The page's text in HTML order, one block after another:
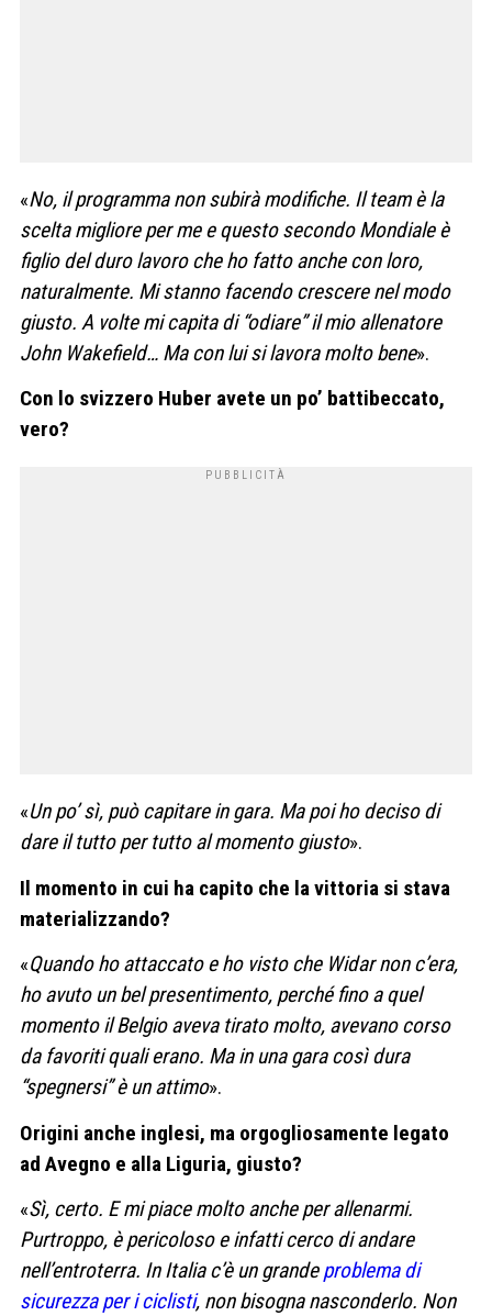
«No, il programma non subirà modifiche. Il team è la
scelta migliore per me e questo secondo Mondiale è
figlio del duro lavoro che ho fatto anche con loro,
naturalmente. Mi stanno facendo crescere nel modo
giusto. A volte mi capita di “odiare” il mio allenatore
John Wakefield… Ma con lui si lavora molto bene».
Con lo svizzero Huber avete un po’ battibeccato,
vero?
«Un po’ sì, può capitare in gara. Ma poi ho deciso di
dare il tutto per tutto al momento giusto».
Il momento in cui ha capito che la vittoria si stava
materializzando?
«Quando ho attaccato e ho visto che Widar non c’era,
ho avuto un bel presentimento, perché fino a quel
momento il Belgio aveva tirato molto, avevano corso
da favoriti quali erano. Ma in una gara così dura
“spegnersi” è un attimo».
Origini anche inglesi, ma orgogliosamente legato
ad Avegno e alla Liguria, giusto?
«Sì, certo. E mi piace molto anche per allenarmi.
Purtroppo, è pericoloso e infatti cerco di andare
nell’entroterra. In Italia c’è un grandeproblema di
sicurezza per i ciclisti, non bisogna nasconderlo. Non